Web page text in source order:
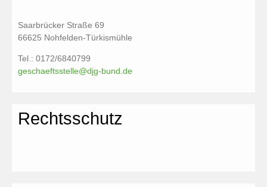
Saarbrücker Straße 69
66625 Nohfelden-Türkismühle
Tel.: 0172/6840799
geschaeftsstelle@djg-bund.de
Rechtsschutz